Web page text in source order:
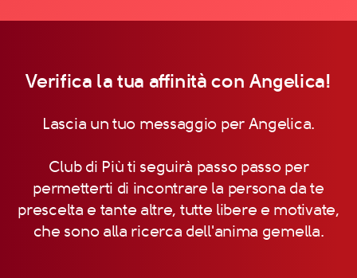
Verifica la tua affinità con Angelica!
Lascia un tuo messaggio per Angelica.
Club di Più ti seguirà passo passo per
permetterti di incontrare la persona da te
prescelta e tante altre, tutte libere e motivate,
che sono alla ricerca dell'anima gemella.